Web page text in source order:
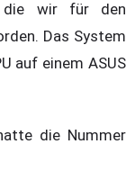
die wir für den
Das System
auf einem ASUS
die Nummer